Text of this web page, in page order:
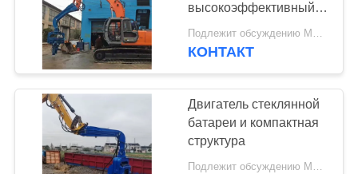
высокоэффективный:
передовой двигатель
для устойчивого
Подлежит обсуждению MOQ:1 комплект
КОНТАКТ
Двигатель стеклянной
батареи и компактная
структура
Подлежит обсуждению MOQ:1 набор